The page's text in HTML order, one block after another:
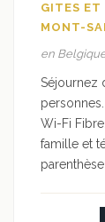
GITES ET
MONT-
en
Séjournez
Wi-Fi
famille et